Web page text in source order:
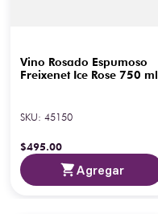
Vino Rosado Espumoso
Freixenet Ice Rose 750 ml
SKU: 45150
$495.00
Agregar